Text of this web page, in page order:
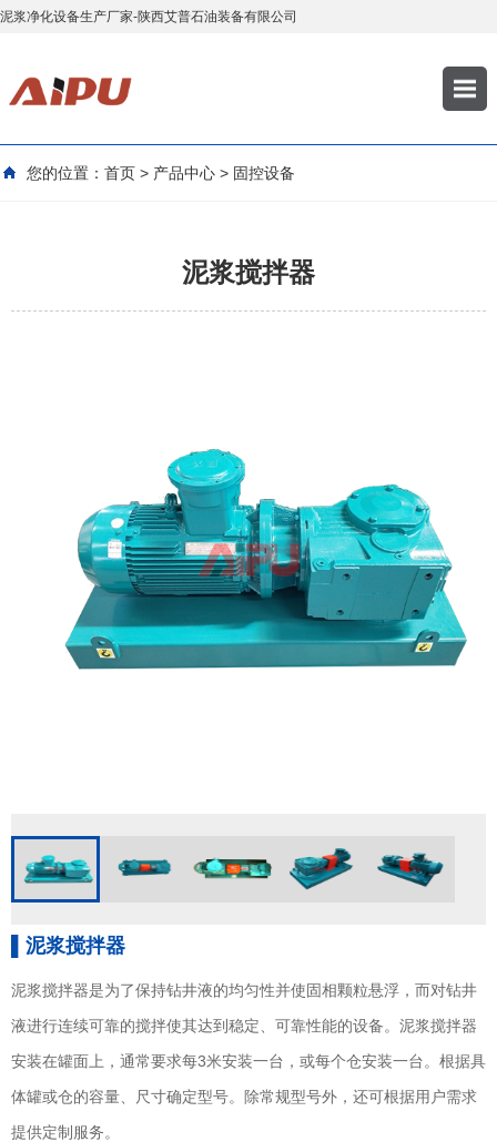
泥浆净化设备生产厂家-陕西艾普石油装备有限公司
您的位置： 首页 > 产品中心 > 固控设备
泥浆搅拌器
▌泥浆搅拌器
泥浆搅拌器是为了保持钻井液的均匀性并使固相颗粒悬浮，而对钻井
液进行连续可靠的搅拌使其达到稳定、可靠性能的设备。泥浆搅拌器
安装在罐面上，通常要求每3米安装一台，或每个仓安装一台。根据具
体罐或仓的容量、尺寸确定型号。除常规型号外，还可根据用户需求
提供定制服务。